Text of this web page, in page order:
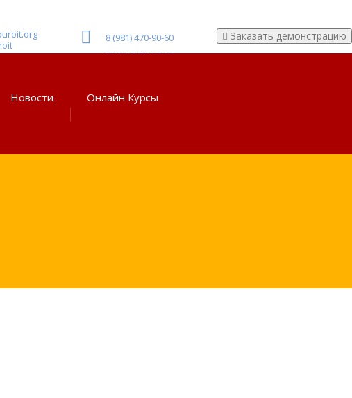
Заказать демонстрацию
8 (981) 470-90-60
8 (4012) 70-90-60
Новости
Онлайн Курсы